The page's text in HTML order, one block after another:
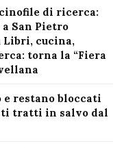
di ricerca:
San Pietro
Libri, cucina,
torna la “Fiera
restano bloccati
tratti in salvo dal